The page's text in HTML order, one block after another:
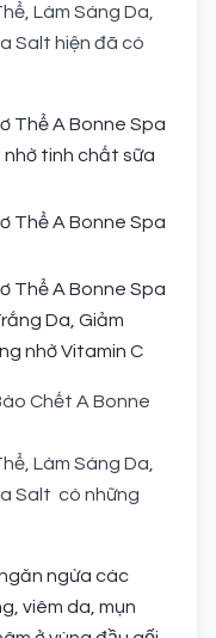
Làm Sáng Da,
Salt hiện đã có
Thể A Bonne Spa
nhờ tinh chất sữa
Thể A Bonne Spa
Thể A Bonne Spa
Da, Giảm
nhờ Vitamin C
Chết A Bonne
Làm Sáng Da,
Salt có những
ngừa các
viêm da, mụn